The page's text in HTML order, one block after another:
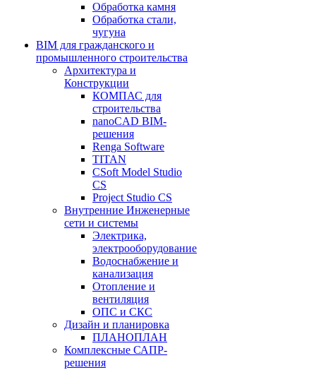
Обработка камня
Обработка стали,
чугуна
BIM для гражданского и
промышленного строительства
Архитектура и
Конструкции
КОМПАС для
строительства
nanoCAD BIM-
решения
Renga Software
TITAN
CSoft Model Studio
CS
Project Studio CS
Внутренние Инженерные
сети и системы
Электрика,
электрооборудование
Водоснабжение и
канализация
Отопление и
вентиляция
ОПС и СКС
Дизайн и планировка
ПЛАНОПЛАН
Комплексные САПР-
решения